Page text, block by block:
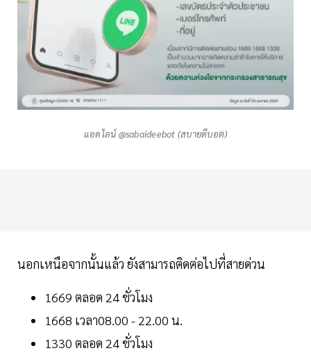
แอดไลน์ @sabaideebot (สบายดีบอต)
นอกเหนือจากนั้นแล้ว ยังสามารถติดต่อไปที่สายด่วน
1669 ตลอด 24 ชั่วโมง
1668 เวลา08.00 - 22.00 น.
1330 ตลอด 24 ชั่วโมง